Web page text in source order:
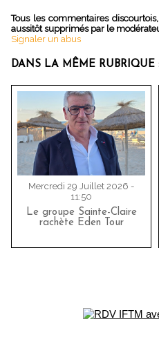
Tous les commentaires
aussitôt supprimés par le
Signaler un abus
DANS LA MÊME RUBRIQUE
Mercredi 29 Juillet 2026 -
11:50
Le groupe Sainte-Claire
rachète Eden Tour